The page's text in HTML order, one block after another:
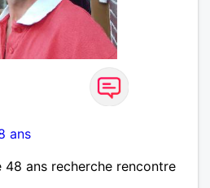
ans
ans recherche rencontre